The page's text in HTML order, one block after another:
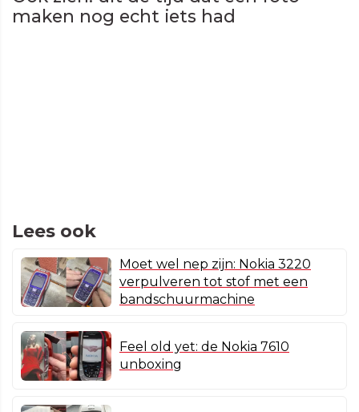
maken nog echt iets had
Lees ook
Moet wel nep zijn: Nokia 3220
verpulveren tot stof met een
bandschuurmachine
Feel old yet: de Nokia 7610
unboxing